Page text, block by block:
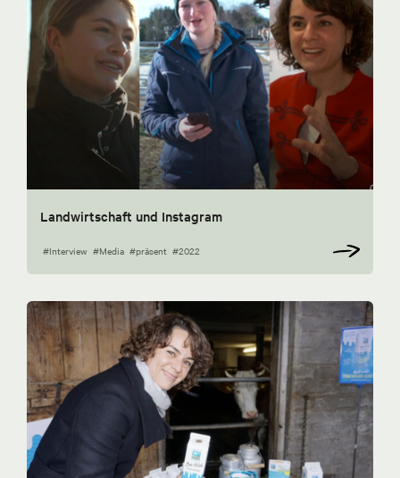
Landwirtschaft und Instagram
#Interview #Media #präsent #2022